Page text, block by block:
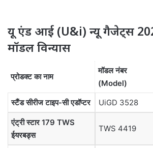
यू एंड आई (U&i) न्यू गैजेट्स
मॉडल विन्यास
प्रोडक्ट का नाम
मॉडल नंबर
(Model)
स्टैंड सीरीज टाइप-सी एडॉप्टर
UiGD 3528
एंट्री स्टार 179 TWS
ईयरबड्स
TWS 4419